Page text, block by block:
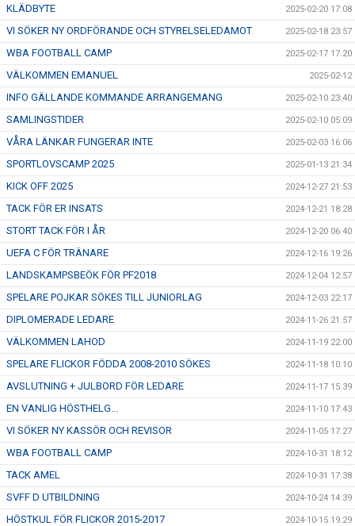
KLÄDBYTE 2025-02-20 17:08
VI SÖKER NY ORDFÖRANDE OCH STYRELSELEDAMOT 2025-02-18 23:57
WBA FOOTBALL CAMP 2025-02-17 17:20
VÄLKOMMEN EMANUEL 2025-02-12
INFO GÄLLANDE KOMMANDE ARRANGEMANG 2025-02-10 23:40
SAMLINGSTIDER 2025-02-10 05:09
VÅRA LÄNKAR FUNGERAR INTE 2025-02-03 16:06
SPORTLOVSCAMP 2025 2025-01-13 21:34
KICK OFF 2025 2024-12-27 21:53
TACK FÖR ER INSATS 2024-12-21 18:28
STORT TACK FÖR I ÅR 2024-12-20 06:40
UEFA C FÖR TRÄNARE 2024-12-16 19:26
LANDSKAMPSBEÖK FÖR PF2018 2024-12-04 12:57
SPELARE POJKAR SÖKES TILL JUNIORLAG 2024-12-03 22:17
DIPLOMERADE LEDARE 2024-11-26 21:57
VÄLKOMMEN LAHOD 2024-11-19 22:00
SPELARE FLICKOR FÖDDA 2008-2010 SÖKES 2024-11-18 10:10
AVSLUTNING + JULBORD FÖR LEDARE 2024-11-17 15:39
EN VANLIG HÖSTHELG... 2024-11-10 17:43
VI SÖKER NY KASSÖR OCH REVISOR 2024-11-05 17:27
WBA FOOTBALL CAMP 2024-10-31 18:12
TACK AMEL 2024-10-31 17:38
SVFF D UTBILDNING 2024-10-24 14:39
HÖSTKUL FÖR FLICKOR 2015-2017 2024-10-15 19:29